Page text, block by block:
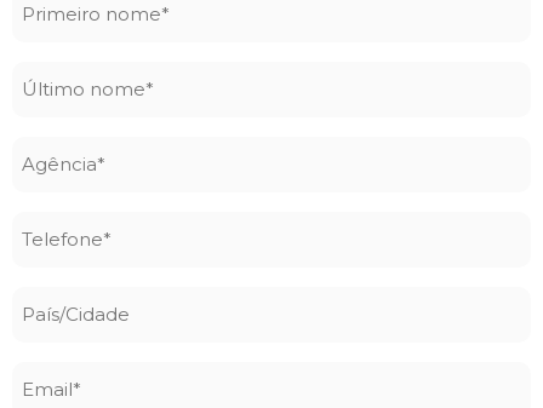
Último
País/Cidade